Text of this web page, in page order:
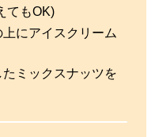
てもOK)
にアイスクリーム
ミックスナッツを